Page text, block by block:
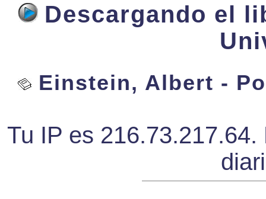
Descargando el
Einstein, Albert -
Tu IP es